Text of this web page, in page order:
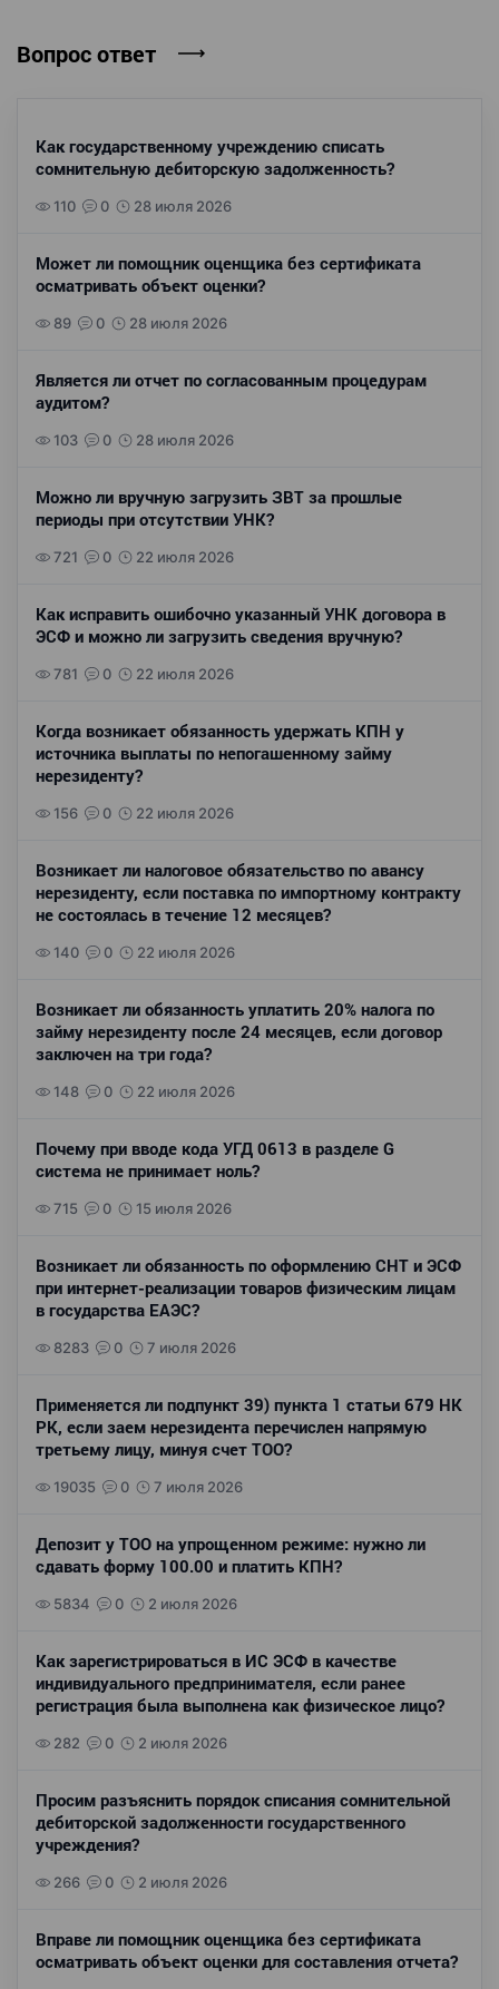
Вопрос ответ
Как государственному учреждению списать
сомнительную дебиторскую задолженность?
110 0 28 июля 2026
Может ли помощник оценщика без сертификата
осматривать объект оценки?
89 0 28 июля 2026
Является ли отчет по согласованным процедурам
аудитом?
103 0 28 июля 2026
Можно ли вручную загрузить ЗВТ за прошлые
периоды при отсутствии УНК?
721 0 22 июля 2026
Как исправить ошибочно указанный УНК договора в
ЭСФ и можно ли загрузить сведения вручную?
781 0 22 июля 2026
Когда возникает обязанность удержать КПН у
источника выплаты по непогашенному займу
нерезиденту?
156 0 22 июля 2026
Возникает ли налоговое обязательство по авансу
нерезиденту, если поставка по импортному контракту
не состоялась в течение 12 месяцев?
140 0 22 июля 2026
Возникает ли обязанность уплатить 20% налога по
займу нерезиденту после 24 месяцев, если договор
заключен на три года?
148 0 22 июля 2026
Почему при вводе кода УГД 0613 в разделе G
система не принимает ноль?
715 0 15 июля 2026
Возникает ли обязанность по оформлению СНТ и ЭСФ
при интернет-реализации товаров физическим лицам
в государства ЕАЭС?
8283 0 7 июля 2026
Применяется ли подпункт 39) пункта 1 статьи 679 НК
РК, если заем нерезидента перечислен напрямую
третьему лицу, минуя счет ТОО?
19035 0 7 июля 2026
Депозит у ТОО на упрощенном режиме: нужно ли
сдавать форму 100.00 и платить КПН?
5834 0 2 июля 2026
Как зарегистрироваться в ИС ЭСФ в качестве
индивидуального предпринимателя, если ранее
регистрация была выполнена как физическое лицо?
282 0 2 июля 2026
Просим разъяснить порядок списания сомнительной
дебиторской задолженности государственного
учреждения?
266 0 2 июля 2026
Вправе ли помощник оценщика без сертификата
осматривать объект оценки для составления отчета?